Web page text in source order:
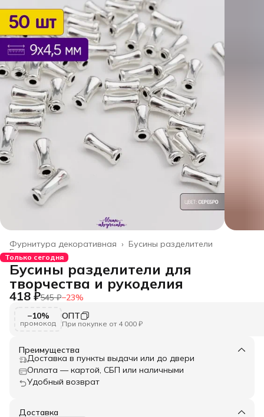
Бусины разделители
Фурнитура декоративная ›
Главная ›
Только сегодня
Бусины разделители для
творчества и рукоделия
418 ₽545 ₽−23%
−10%
промокод
ОПТ
При покупке от 4 000 ₽
Преимущества
Доставка в пункты выдачи или до двери
Оплата — картой, СБП или наличными
Удобный возврат
Доставка